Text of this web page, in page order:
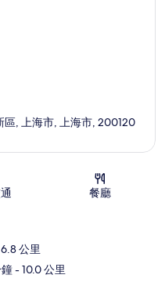
區, 上海市, 上海市, 200120
餐廳
公里
- 10.0 公里